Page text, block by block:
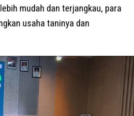
mudah dan terjangkau, para
usaha taninya dan